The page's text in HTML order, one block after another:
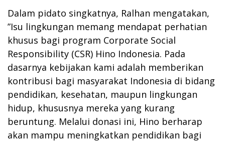
Dalam pidato singkatnya, Ralhan mengatakan,
”Isu lingkungan memang mendapat perhatian
khusus bagi program Corporate Social
Responsibility (CSR) Hino Indonesia. Pada
dasarnya kebijakan kami adalah memberikan
kontribusi bagi masyarakat Indonesia di bidang
pendidikan, kesehatan, maupun lingkungan
hidup, khususnya mereka yang kurang
beruntung. Melalui donasi ini, Hino berharap
akan mampu meningkatkan pendidikan bagi